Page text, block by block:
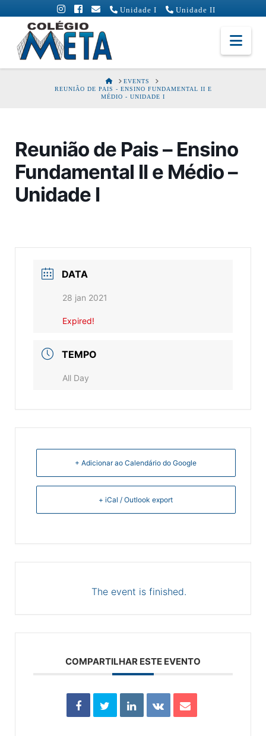
Unidade I Unidade II
Colégio
Meta
HOMEEVENTS
REUNIÃO DE PAIS - ENSINO FUNDAMENTAL II E
MÉDIO - UNIDADE I
Reunião de Pais – Ensino
Fundamental II e Médio –
Unidade I
DATA
28 jan 2021
Expired!
TEMPO
All Day
+ Adicionar ao Calendário do Google
+ iCal / Outlook export
The event is finished.
COMPARTILHAR ESTE EVENTO